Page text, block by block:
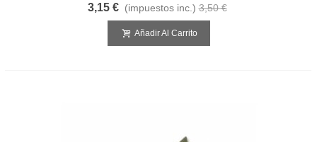
3,15 € (impuestos inc.) 3,50 €
Añadir Al Carrito